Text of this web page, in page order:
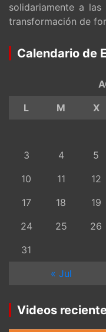
solidariamente a
transformación de
Calendario de
L
M X
3
4 5
10
11 12
17
18 19
24
25 26
31
« Jul
Videos